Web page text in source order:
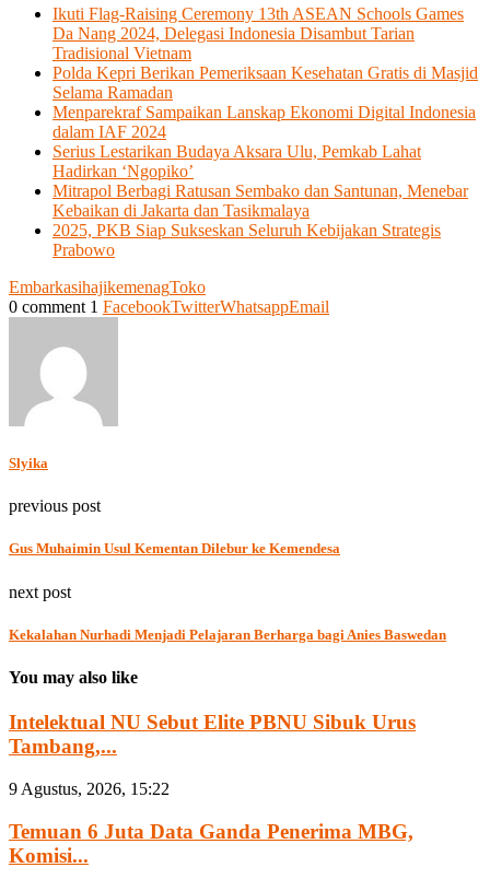
Ikuti Flag-Raising Ceremony 13th ASEAN Schools Games
Da Nang 2024, Delegasi Indonesia Disambut Tarian
Tradisional Vietnam
Polda Kepri Berikan Pemeriksaan Kesehatan Gratis di Masjid
Selama Ramadan
Menparekraf Sampaikan Lanskap Ekonomi Digital Indonesia
dalam IAF 2024
Serius Lestarikan Budaya Aksara Ulu, Pemkab Lahat
Hadirkan ‘Ngopiko’
Mitrapol Berbagi Ratusan Sembako dan Santunan, Menebar
Kebaikan di Jakarta dan Tasikmalaya
2025, PKB Siap Sukseskan Seluruh Kebijakan Strategis
Prabowo
EmbarkasihajikemenagToko
0 comment 1 FacebookTwitterWhatsappEmail
Slyika
previous post
Gus Muhaimin Usul Kementan Dilebur ke Kemendesa
next post
Kekalahan Nurhadi Menjadi Pelajaran Berharga bagi Anies Baswedan
You may also like
Intelektual NU Sebut Elite PBNU Sibuk Urus
Tambang,...
9 Agustus, 2026, 15:22
Temuan 6 Juta Data Ganda Penerima MBG,
Komisi...